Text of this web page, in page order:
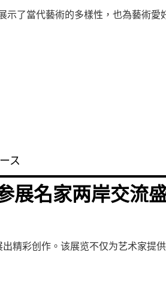
了當代藝術的多樣性，也為藝術愛
ス
展名家两岸交流
精彩创作。该展览不仅为艺术家提